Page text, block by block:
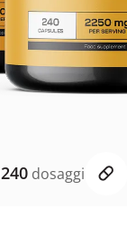
240dosaggi